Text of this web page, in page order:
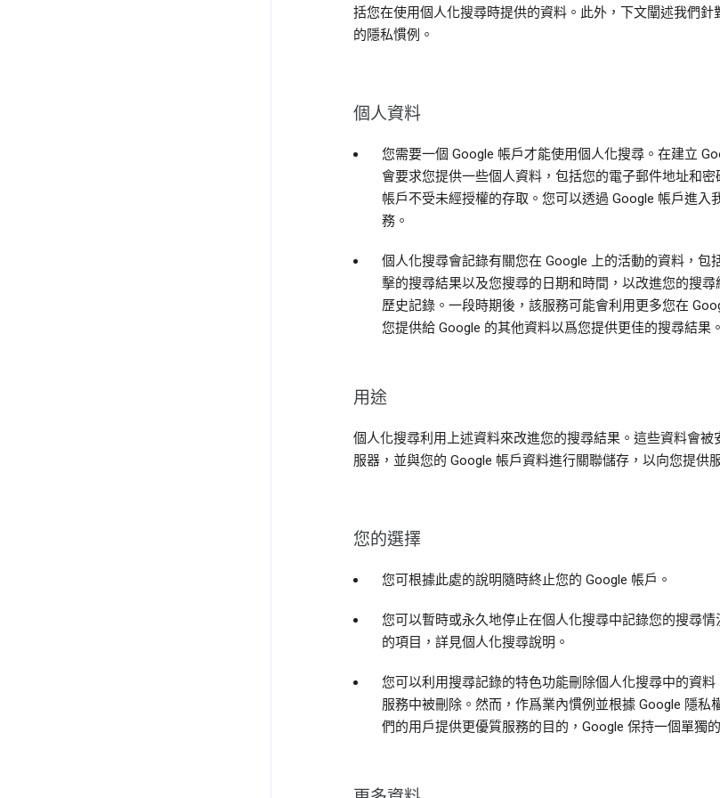
括您在使用個人化搜尋時提供的資料。此外，下文闡述我們針
的隱私慣例。
個人資料
您需要一個 Google 帳戶才能使用個人化搜尋。在建立
會要求您提供一些個人資料，包括您的電子郵件地址和
帳戶不受未經授權的存取。您可以透過 Google 帳戶進入
務。
個人化搜尋會記錄有關您在 Google 上的活動的資料，包
擊的搜尋結果以及您搜尋的日期和時間，以改進您的搜
歷史記錄。一段時期後，該服務可能會利用更多您在
您提供給 Google 的其他資料以爲您提供更佳的搜尋結果。
用途
個人化搜尋利用上述資料來改進您的搜尋結果。這些資料會被
服器，並與您的 Google 帳戶資料進行關聯儲存，以向您提供
您的選擇
您可根據此處的說明隨時終止您的 Google 帳戶。
您可以暫時或永久地停止在個人化搜尋中記錄您的搜尋
的項目，詳見個人化搜尋說明。
您可以利用搜尋記錄的特色功能刪除個人化搜尋中的資
服務中被刪除。然而，作爲業內慣例並根據 Google 隱私
們的用戶提供更優質服務的目的，Google 保持一個單獨